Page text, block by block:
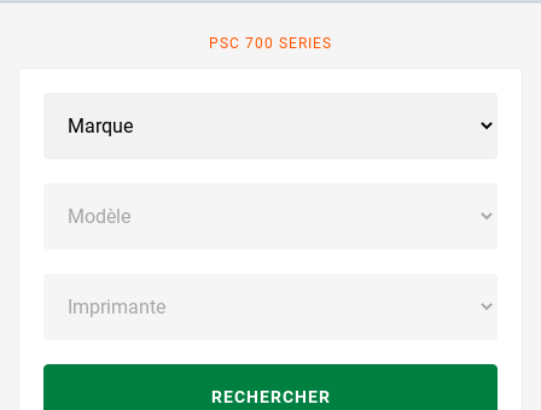
PSC 700 SERIES
RECHERCHER